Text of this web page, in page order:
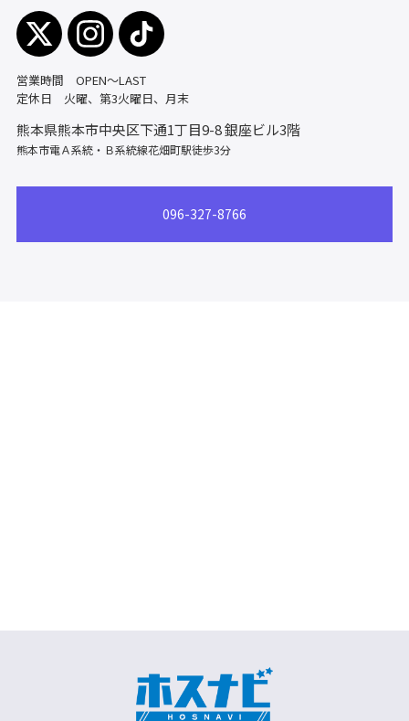
営業時間 OPEN～LAST
定休日 火曜、第3火曜日、月末
熊本県熊本市中央区下通1丁目9-8銀座ビル3階
熊本市電Ａ系統・Ｂ系統線花畑町駅徒歩3分
096-327-8766